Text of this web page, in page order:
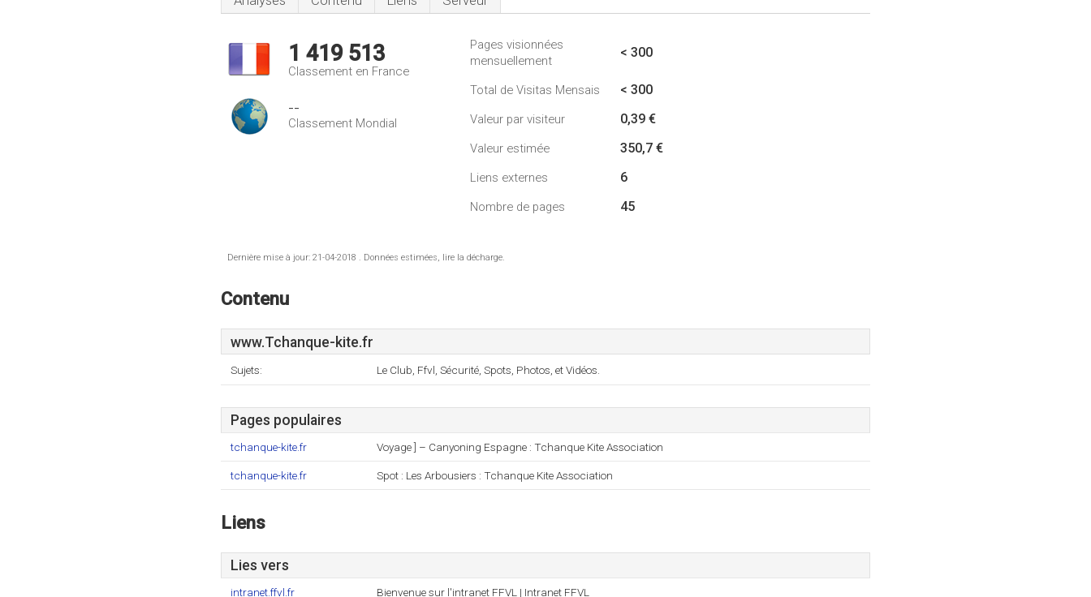
1 419 513
Classement en France
--
Classement Mondial
Pages visionnées
mensuellement
< 300
Total de Visitas Mensais < 300
Valeur par visiteur 0,39 €
Valeur estimée 350,7 €
Liens externes 6
Nombre de pages 45
Dernière mise à jour: 21-04-2018 . Données estimées, lire la décharge.
Contenu
www.Tchanque-kite.fr
Sujets: Le Club, Ffvl, Sécurité, Spots, Photos, et Vidéos.
Pages populaires
tchanque-kite.fr Voyage ] – Canyoning Espagne : Tchanque Kite Association
tchanque-kite.fr Spot : Les Arbousiers : Tchanque Kite Association
Liens
Lies vers
intranet.ffvl.fr Bienvenue sur l'intranet FFVL | Intranet FFVL